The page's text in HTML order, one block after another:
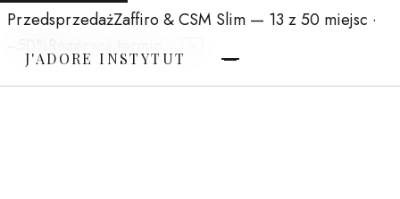
PrzedsprzedażZaffiro & CSM Slim — 13 z 50 miejsc ·
J'ADORE INSTYTUT